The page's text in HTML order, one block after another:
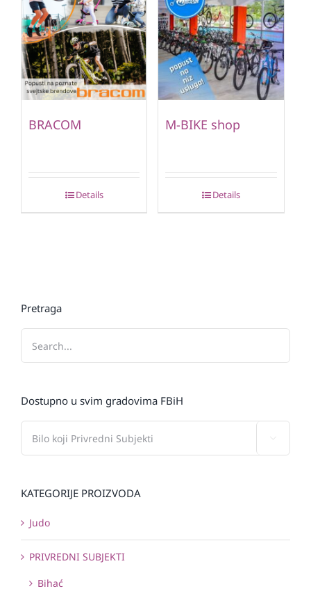
BRACOM
Details
M-BIKE shop
Details
Pretraga
Dostupno u svim gradovima FBiH
KATEGORIJE PROIZVODA
Judo
PRIVREDNI SUBJEKTI
Bihać